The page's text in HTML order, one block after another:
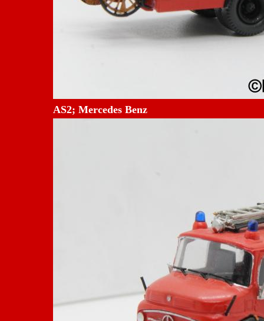
AS2; Mercedes Benz